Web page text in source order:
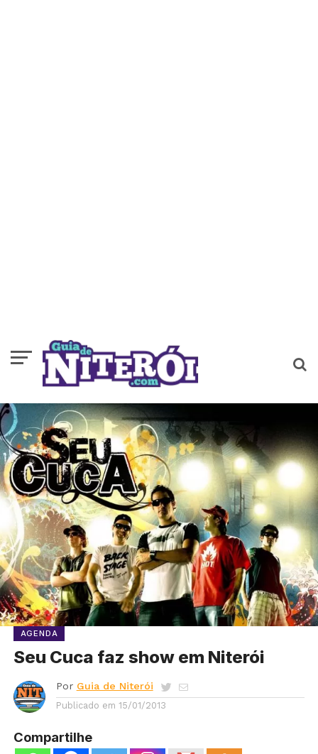
AGENDA
Seu Cuca faz show em Niterói
Por Guia de Niterói
Publicado em 15/01/2013
Compartilhe